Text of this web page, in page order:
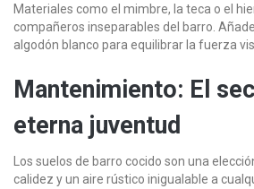
Materiales como el mimbre, la teca o el
compañeros inseparables del barro.
algodón blanco para equilibrar la fuerza
Mantenimiento: El
eterna juventud
Los suelos de barro cocido son una
calidez y un aire rústico inigualable a